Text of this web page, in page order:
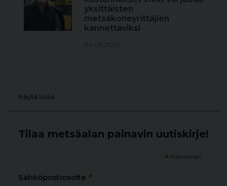
yksittäisten
metsäkoneyrittäjien
kannettaviksi
04.08.2026
Näytä lisää
Tilaa metsäalan painavin uutiskirje!
* Pakollinen
Sähköpostiosoite *